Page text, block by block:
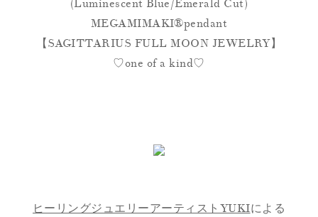
(Luminescent Blue/Emerald Cut)
MEGAMIMAKI®︎pendant
【SAGITTARIUS FULL MOON JEWELRY】
♡one of a kind♡
ヒーリングジュエリーアーティストYUKIによる